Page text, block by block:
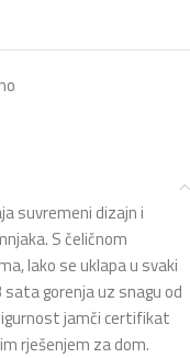
suvremeni dizajn i
S čeličnom
lako se uklapa u svaki
gorenja uz snagu od
jamči certifikat
rješenjem za dom.